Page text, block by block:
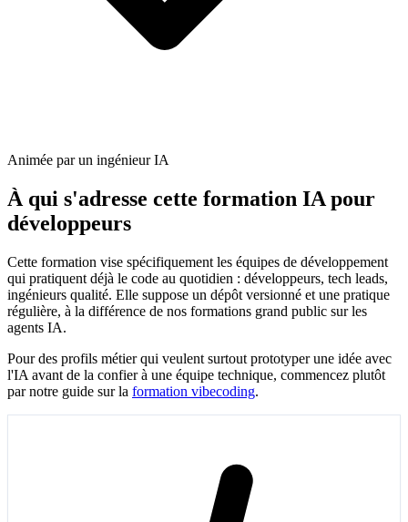
Animée par un ingénieur IA
À qui s'adresse cette formation IA pour
développeurs
Cette formation vise spécifiquement les équipes de développement
qui pratiquent déjà le code au quotidien : développeurs, tech leads,
ingénieurs qualité. Elle suppose un dépôt versionné et une pratique
régulière, à la différence de nos formations grand public sur les
agents IA.
Pour des profils métier qui veulent surtout prototyper une idée avec
l'IA avant de la confier à une équipe technique, commencez plutôt
par notre guide sur la formation vibecoding.